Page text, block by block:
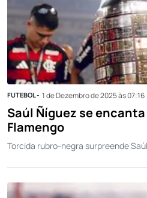
FUTEBOL - 1 de Dezembro de 2025 às 07:16
Saúl Ñíguez se
Flamengo
Torcida rubro-negra surpreende